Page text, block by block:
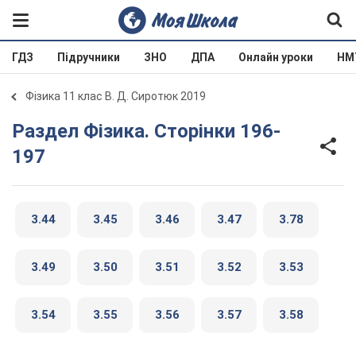
ГДЗ Підручники ЗНО ДПА Онлайн уроки
Фізика 11 клас В. Д. Сиротюк 2019
Раздел Фізика. Сторінки 196-
197
3.44 3.45 3.46 3.47 3.78
3.49 3.50 3.51 3.52 3.53
3.54 3.55 3.56 3.57 3.58